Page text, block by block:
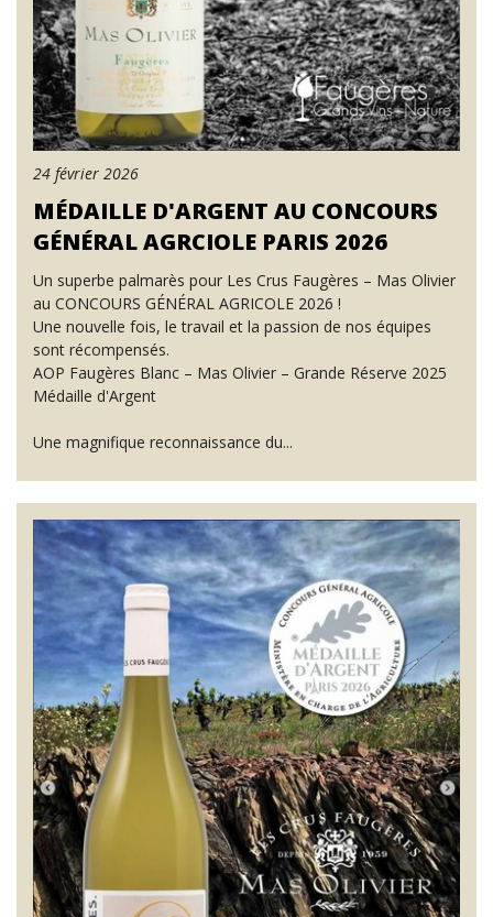
24 février 2026
MÉDAILLE D'ARGENT AU CONCOURS
GÉNÉRAL AGRCIOLE PARIS 2026
Un superbe palmarès pour Les Crus Faugères – Mas Olivier
au CONCOURS GÉNÉRAL AGRICOLE 2026 !
Une nouvelle fois, le travail et la passion de nos équipes
sont récompensés.
AOP Faugères Blanc – Mas Olivier – Grande Réserve 2025
Médaille d'Argent
Une magnifique reconnaissance du...